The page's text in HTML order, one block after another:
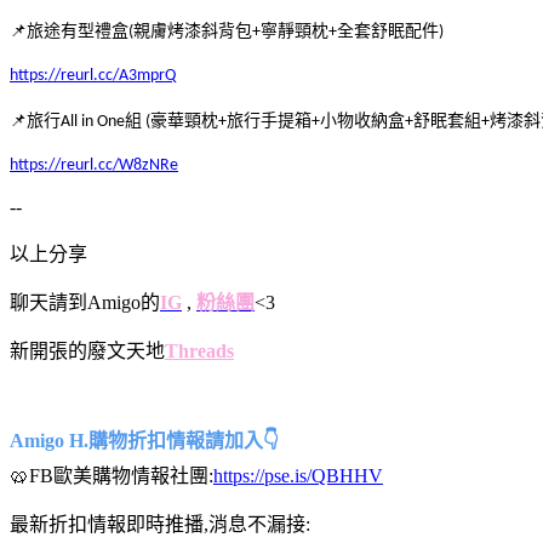
📌旅途有型禮盒(親膚烤漆斜背包+寧靜頸枕+全套舒眠配件)
https://reurl.cc/A3mprQ
📌旅行All in One組 (豪華頸枕+旅行手提箱+小物收納盒+舒眠套組+烤漆
https://reurl.cc/W8zNRe
--
以上分享
聊天請到Amigo的IG , 粉絲團<3
新開張的廢文天地Threads
Amigo H.購物折扣情報請加入👇
🥨FB歐美購物情報社團:https://pse.is/QBHHV
最新折扣情報即時推播,消息不漏接: